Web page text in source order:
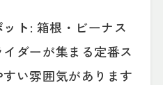
ト: 箱根・ビーナス
ダーが集まる定番ス
い雰囲気があります